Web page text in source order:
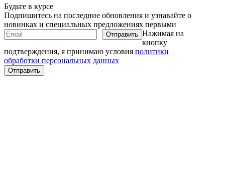
Будьте в курсе
Подпишитесь на последние обновления и узнавайте о
новинках и специальных предложениях первыми
Нажимая на
кнопку
подтверждения, я принимаю условия политики
обработки персональных данных